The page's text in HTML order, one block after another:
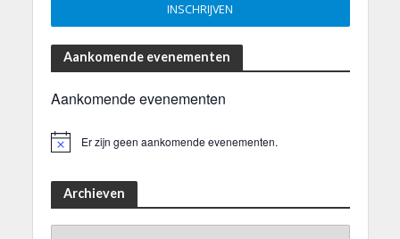
Aankomende evenementen
Aankomende evenementen
Er zijn geen aankomende evenementen.
Archieven